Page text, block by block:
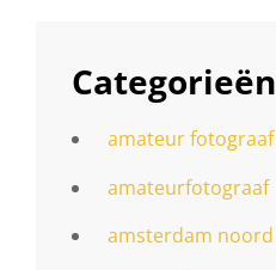
Categorieën
amateur fotograaf
amateurfotograaf
amsterdam noord